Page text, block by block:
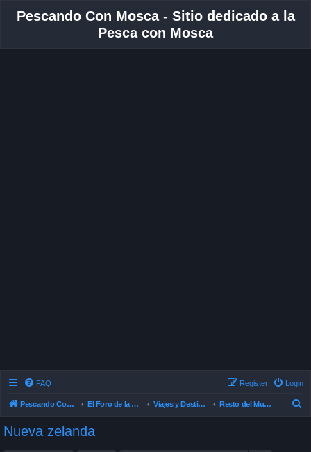
Pescando Con Mosca - Sitio dedicado a la
Pesca con Mosca
FAQ Login
Register
Pescando Con Mosca El Foro de la Pesca con Mosca en Chile Viajes y Destinos de Pesca Resto del Mundo
Nueva zelanda